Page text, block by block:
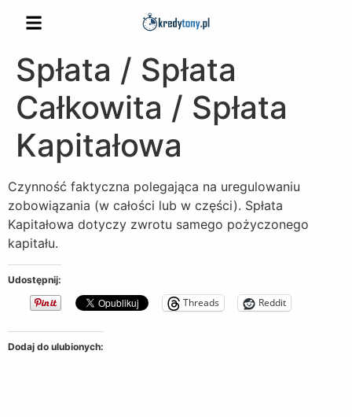
Spłata / Spłata
Całkowita / Spłata
Kapitałowa
Czynność faktyczna polegająca na uregulowaniu
zobowiązania (w całości lub w części). Spłata
Kapitałowa dotyczy zwrotu samego pożyczonego
kapitału.
Udostępnij:
Threads Reddit
Dodaj do ulubionych: